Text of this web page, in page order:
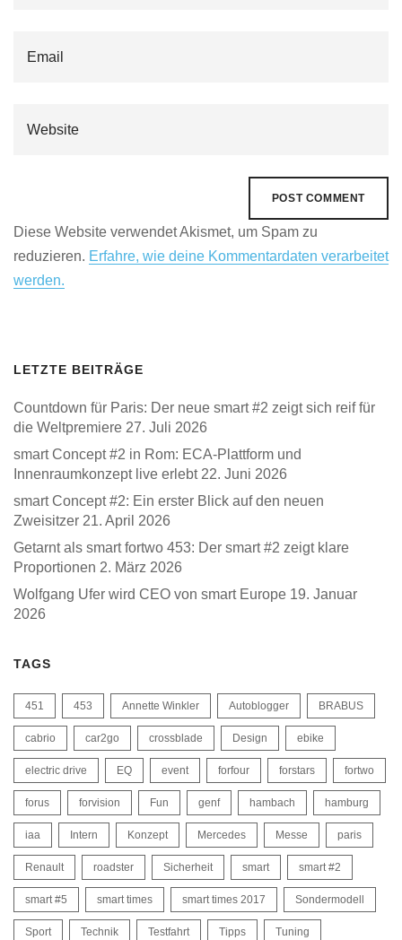
Diese Website verwendet Akismet, um Spam zu
reduzieren. Erfahre, wie deine Kommentardaten verarbeitet
werden.
LETZTE BEITRÄGE
Countdown für Paris: Der neue smart #2 zeigt sich reif für
die Weltpremiere 27. Juli 2026
smart Concept #2 in Rom: ECA-Plattform und
Innenraumkonzept live erlebt 22. Juni 2026
smart Concept #2: Ein erster Blick auf den neuen
Zweisitzer 21. April 2026
Getarnt als smart fortwo 453: Der smart #2 zeigt klare
Proportionen 2. März 2026
Wolfgang Ufer wird CEO von smart Europe 19. Januar
2026
TAGS
451 453 Annette Winkler Autoblogger BRABUS
cabrio car2go crossblade Design ebike
electric drive EQ event forfour forstars fortwo
forus forvision Fun genf hambach hamburg
iaa Intern Konzept Mercedes Messe paris
Renault roadster Sicherheit smart smart #2
smart #5 smart times smart times 2017 Sondermodell
Sport Technik Testfahrt Tipps Tuning